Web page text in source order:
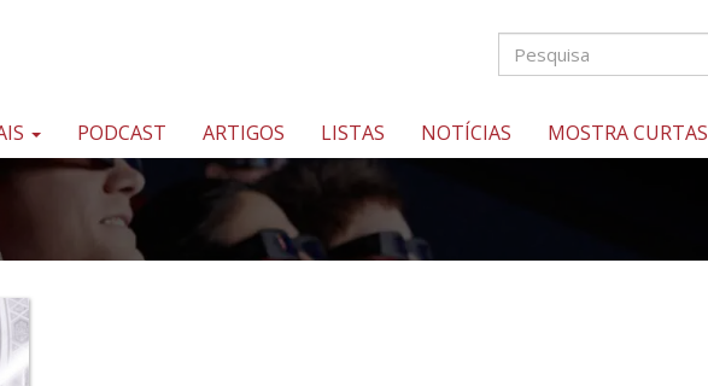
PODCAST ARTIGOS LISTAS NOTÍCIAS MOSTRA CURTAS